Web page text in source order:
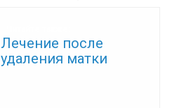
Лечение после
удаления матки